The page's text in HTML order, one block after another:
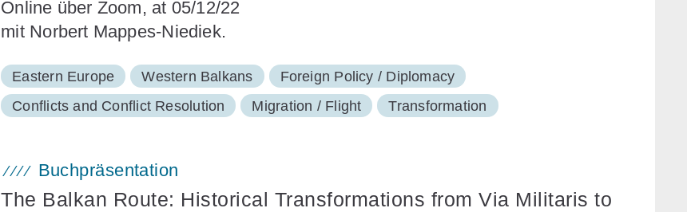
Online über Zoom, at 05/12/22
mit Norbert Mappes-Niediek.
Eastern Europe Western Balkans
Foreign Policy / Diplomacy
Conflicts and Conflict Resolution
Migration / Flight Transformation
Buchpräsentation
The Balkan Route: Historical Transformations from Via Militaris to